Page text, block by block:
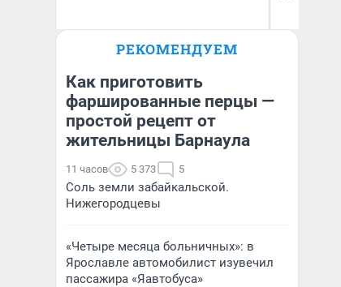
Главврач клиники
Волковой»
РЕКОМЕНДУЕМ
Как приготовить
фаршированные перцы —
простой рецепт от
жительницы Барнаула
11 часов 5 373 5
Соль земли забайкальской.
Нижегородцевы
«Четыре месяца больничных»: в
Ярославле автомобилист изувечил
пассажира «Яавтобуса»